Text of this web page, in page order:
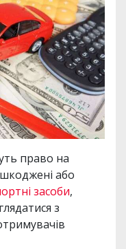
право на
або
засоби,
з